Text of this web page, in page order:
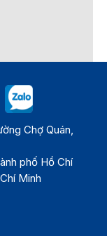
Chợ Quán,
phố Hồ Chí
Minh